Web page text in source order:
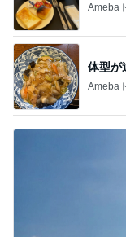
Ameba
体型が
Ameba